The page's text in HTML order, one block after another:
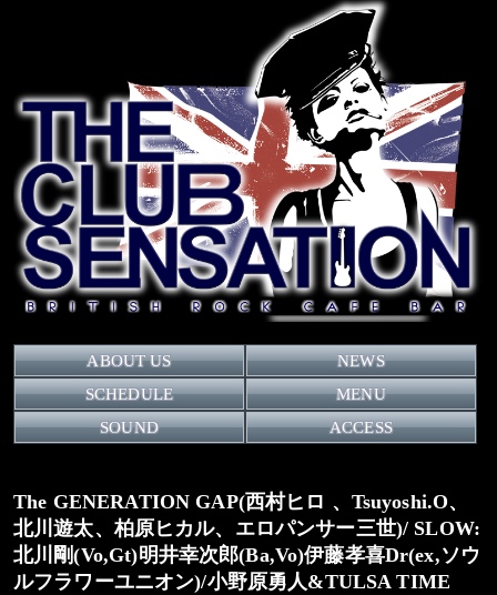
ABOUT US
NEWS
SCHEDULE
MENU
SOUND
ACCESS
The GENERATION GAP(西村ヒロ 、Tsuyoshi.O、
北川遊太、柏原ヒカル、エロパンサー三世)/ SLOW:
北川剛(Vo,Gt)明井幸次郎(Ba,Vo)伊藤孝喜Dr(ex,ソウ
ルフラワーユニオン)/小野原勇人&TULSA TIME